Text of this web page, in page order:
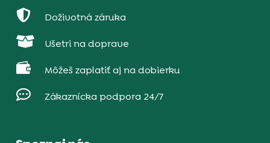
 Doživotná záruka
 Ušetri na doprave
 Môžeš zaplatiť aj na dobierku
 Zákaznícka podpora 24/7